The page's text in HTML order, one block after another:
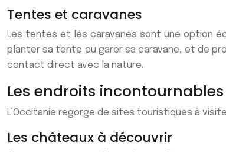
Tentes et caravanes
Les tentes et les caravanes sont une option
planter sa tente ou garer sa caravane, et de
contact direct avec la nature.
Les endroits
L’Occitanie regorge de sites touristiques à
Les châteaux à découvrir